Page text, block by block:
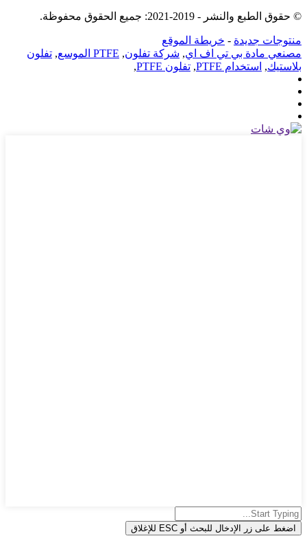
© حقوق الطبع والنشر - 2019-2021: جميع الحقوق محفوظة.
منتوجات جديدة - خريطة الموقع
مصنعي مادة بي تي اف اي, شركة تفلون, PTFE الموسع , تفلون
بلاستيك, استخدام PTFE , تفلون PTFE ,
اضغط على زر الإدخال للبحث أو ESC للإغلاق